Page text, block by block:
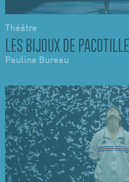
Théâtre
LES BIJOUX DE PACOTILLE
Pauline Bureau